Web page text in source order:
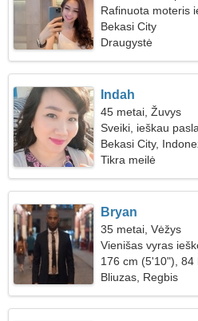
Rafinuota moteris
Bekasi City
Draugystė
Indah
45 metai, Žuvys
Sveiki, ieškau
Bekasi City,
Tikra meilė
Bryan
35 metai, Vėžys
Vienišas vyras
176 cm (5'10"), 84
Bliuzas, Regbis